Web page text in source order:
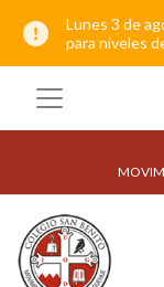
Lunes 3 de
para niveles